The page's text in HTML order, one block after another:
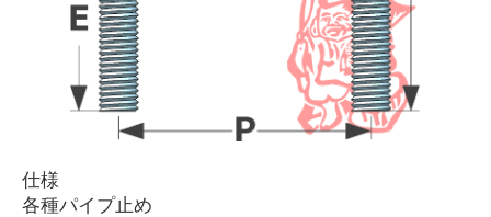
仕様
各種パイプ止め